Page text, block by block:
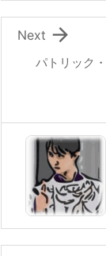
パトリック

Next